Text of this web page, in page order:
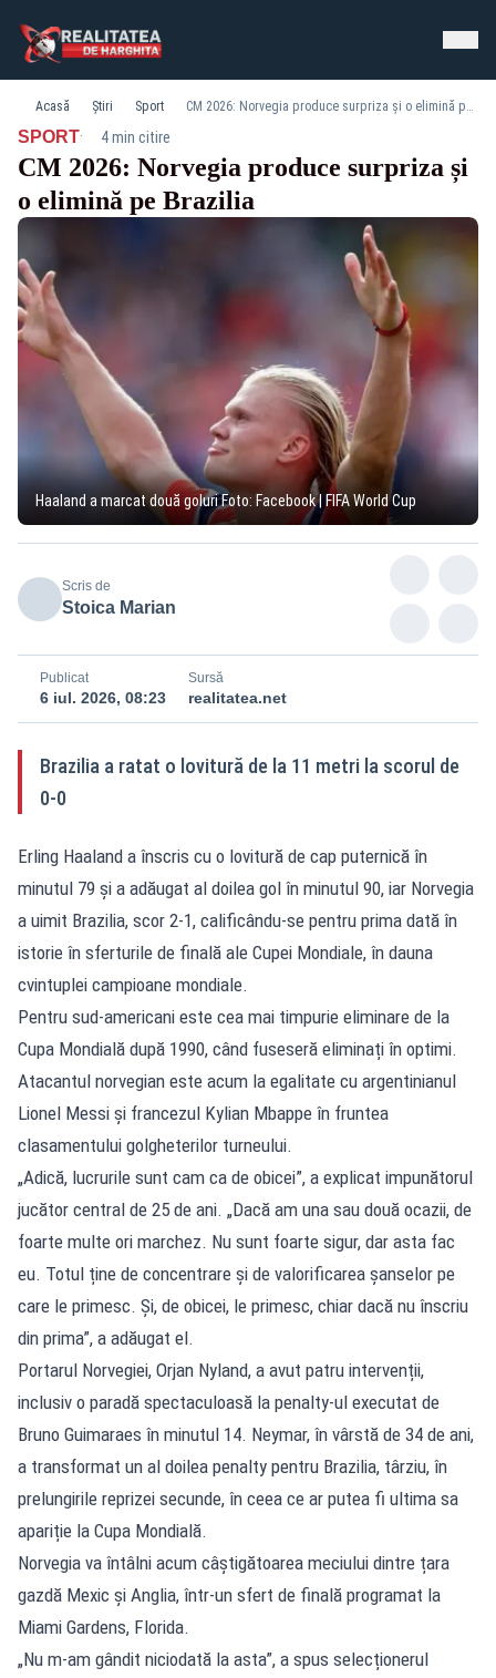
Acasă Știri Sport CM 2026: Norvegia produce surpriza și o elimină pe Brazilia
SPORT· 4 min citire
CM 2026: Norvegia produce surpriza și
o elimină pe Brazilia
Haaland a marcat două goluri Foto: Facebook | FIFA World Cup
Scris de
Stoica Marian
Publicat
6 iul. 2026, 08:23
Sursă
realitatea.net
Brazilia a ratat o lovitură de la 11 metri la scorul de
0-0
Erling Haaland a înscris cu o lovitură de cap puternică în
minutul 79 și a adăugat al doilea gol în minutul 90, iar Norvegia
a uimit Brazilia, scor 2-1, calificându-se pentru prima dată în
istorie în sferturile de finală ale Cupei Mondiale, în dauna
cvintuplei campioane mondiale.
Pentru sud-americani este cea mai timpurie eliminare de la
Cupa Mondială după 1990, când fuseseră eliminați în optimi.
Atacantul norvegian este acum la egalitate cu argentinianul
Lionel Messi și francezul Kylian Mbappe în fruntea
clasamentului golgheterilor turneului.
„Adică, lucrurile sunt cam ca de obicei”, a explicat impunătorul
jucător central de 25 de ani. „Dacă am una sau două ocazii, de
foarte multe ori marchez. Nu sunt foarte sigur, dar asta fac
eu. Totul ține de concentrare și de valorificarea șanselor pe
care le primesc. Și, de obicei, le primesc, chiar dacă nu înscriu
din prima”, a adăugat el.
Portarul Norvegiei, Orjan Nyland, a avut patru intervenții,
inclusiv o paradă spectaculoasă la penalty-ul executat de
Bruno Guimaraes în minutul 14. Neymar, în vârstă de 34 de ani,
a transformat un al doilea penalty pentru Brazilia, târziu, în
prelungirile reprizei secunde, în ceea ce ar putea fi ultima sa
apariție la Cupa Mondială.
Norvegia va întâlni acum câștigătoarea meciului dintre țara
gazdă Mexic și Anglia, într-un sfert de finală programat la
Miami Gardens, Florida.
„Nu m-am gândit niciodată la asta”, a spus selecționerul